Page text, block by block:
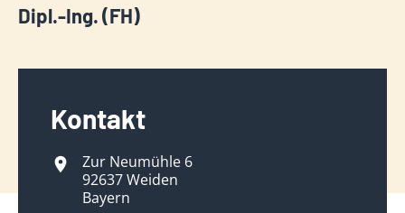
Dipl.-Ing. (FH)
Kontakt
Zur Neumühle 6
92637 Weiden
Bayern